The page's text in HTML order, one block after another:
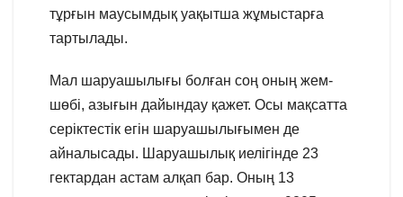
тұрғын маусымдық уақытша жұмыстарға
тартылады.
Мал шаруашылығы болған соң оның жем-
шөбі, азығын дайындау қажет. Осы мақсатта
серіктестік егін шаруашылығымен де
айналысады. Шаруашылық иелігінде 23
гектардан астам алқап бар. Оның 13